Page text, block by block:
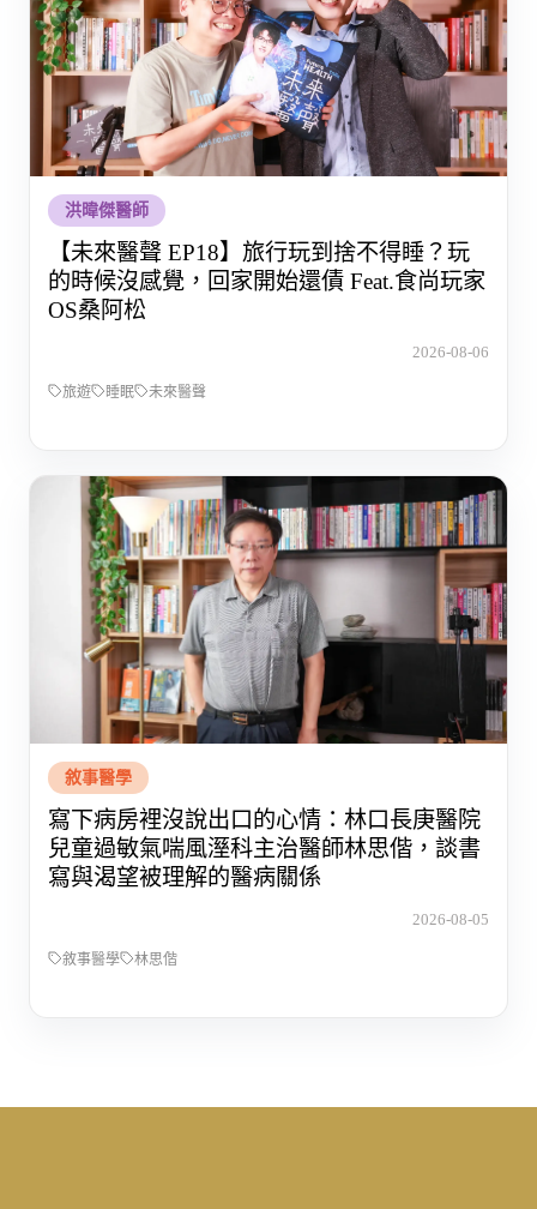
洪暐傑醫師
【未來醫聲 EP18】旅行玩到捨不得睡？玩
的時候沒感覺，回家開始還債 Feat.食尚玩家
OS桑阿松
2026-08-06
旅遊 睡眠 未來醫聲
敘事醫學
寫下病房裡沒說出口的心情：林口長庚醫院
兒童過敏氣喘風溼科主治醫師林思偕，談書
寫與渴望被理解的醫病關係
2026-08-05
敘事醫學 林思偕